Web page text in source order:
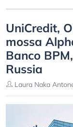
UniCredit,
mossa
Banco
Russia
Laura Naka